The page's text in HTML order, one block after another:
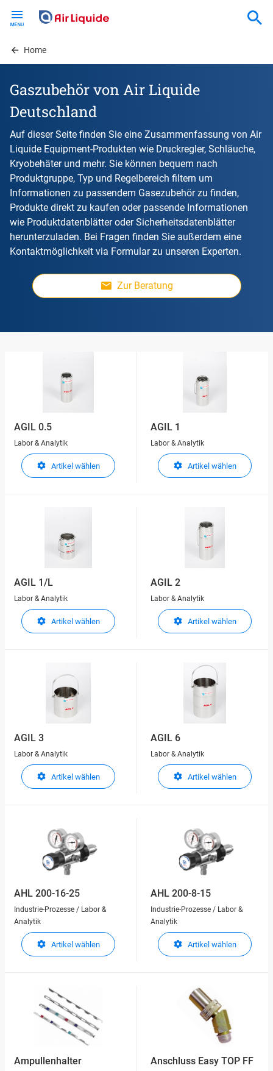
contentHome
Gaszubehör von Air Liquide
Deutschland
Auf dieser Seite finden Sie eine Zusammenfassung von Air
Liquide Equipment-Produkten wie Druckregler, Schläuche,
Kryobehäter und mehr. Sie können bequem nach
Produktgruppe, Typ und Regelbereich filtern um
Informationen zu passendem Gasezubehör zu finden,
Produkte direkt zu kaufen oder passende Informationen
wie Produktdatenblätter oder Sicherheitsdatenblätter
herunterzuladen. Bei Fragen finden Sie außerdem eine
Kontaktmöglichkeit via Formular zu unseren Experten.
Zur Beratung
AGIL 0.5
Labor & Analytik
Artikel wählen
AGIL 1
Labor & Analytik
Artikel wählen
AGIL 1/L
Labor & Analytik
Artikel wählen
AGIL 2
Labor & Analytik
Artikel wählen
AGIL 3
Labor & Analytik
Artikel wählen
AGIL 6
Labor & Analytik
Artikel wählen
AHL 200-16-25
Industrie-Prozesse / Labor &
Analytik
Artikel wählen
AHL 200-8-15
Industrie-Prozesse / Labor &
Analytik
Artikel wählen
Ampullenhalter Anschluss Easy TOP FF